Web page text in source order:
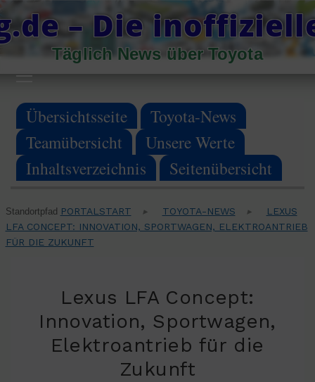
Skip
to
content
– Die
Täglich News über Toyota
Primary
Übersichtsseite
Toyota-News
Teamübersicht
Unsere Werte
Inhaltsverzeichnis
Seitenübersicht
Standortpfad PORTALSTART ▸ TOYOTA-NEWS ▸
LEXUS
LFA CONCEPT: INNOVATION, SPORTWAGEN, ELEKTROANTRIEB
FÜR DIE ZUKUNFT
Lexus LFA Concept:
Innovation, Sportwagen,
Elektroantrieb für die
Zukunft